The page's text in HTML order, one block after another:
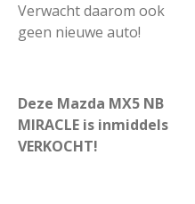
Verwacht daarom ook
geen nieuwe auto!
Deze Mazda MX5 NB
MIRACLE is inmiddels
VERKOCHT!